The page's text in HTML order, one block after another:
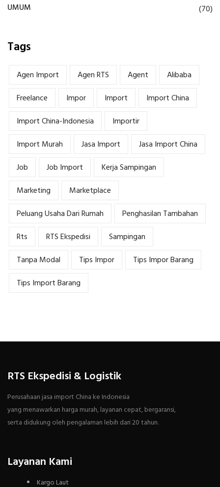
UMUM
(70)
Tags
Agen Import Agen RTS Agent
Alibaba
Freelance
Impor Import
Import China
Import China-Indonesia
Importir
Import Murah
Jasa Import
Jasa Import China
Job
Job Import
Kerja Sampingan
Marketing
Marketplace
Peluang Usaha Dari Rumah
Penghasilan Tambahan
Rts
RTS Ekspedisi
Sampingan
Tanpa Modal
Tips Impor
Tips Impor Barang
Tips Import Barang
RTS Ekspedisi & Logistik
Perusahaan jasa import China ke Indonesia
yang menawarkan harga murah, layanan cepat, bergaransi,
serta didukung oleh pengalaman lebih dari 20 tahun.
Layanan Kami
Kargo Laut